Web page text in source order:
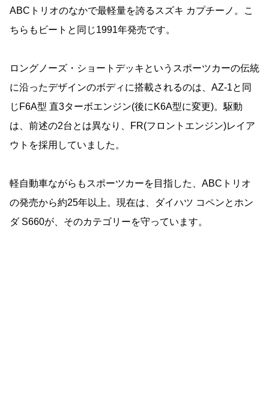
ABCトリオのなかで最軽量を誇るスズキ カプチーノ。こ
ちらもビートと同じ1991年発売です。
ロングノーズ・ショートデッキというスポーツカーの伝統
に沿ったデザインのボディに搭載されるのは、AZ-1と同
じF6A型 直3ターボエンジン(後にK6A型に変更)。駆動
は、前述の2台とは異なり、FR(フロントエンジン)レイア
ウトを採用していました。
軽自動車ながらもスポーツカーを目指した、ABCトリオ
の発売から約25年以上。現在は、ダイハツ コペンとホン
ダ S660が、そのカテゴリーを守っています。